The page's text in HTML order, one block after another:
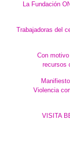
La Fundación
Trabajadoras del
Con
recursos
Violencia
VISITA